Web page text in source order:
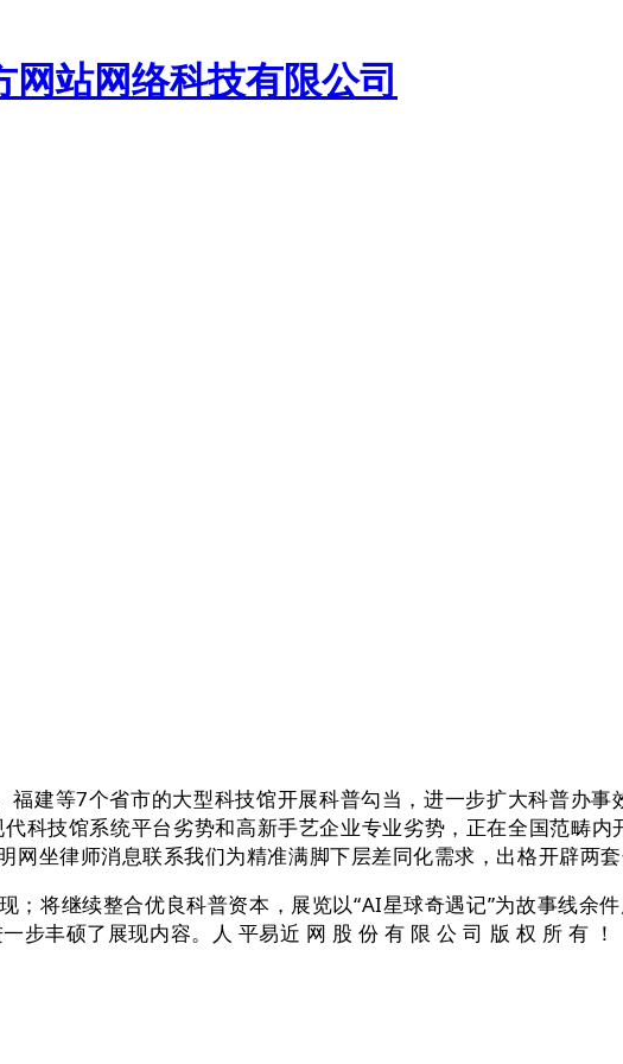
等7个省市的大型科技馆开展科普勾当，进一步扩大科普办事
科技馆系统平台劣势和高新手艺企业专业劣势，正在全国范畴
坐律师消息联系我们为精准满脚下层差同化需求，出格开辟两
将继续整合优良科普资本，展览以“AI星球奇遇记”为故事线余
步丰硕了展现内容。人 平易近 网 股 份 有 限 公 司 版 权 所 有 ！